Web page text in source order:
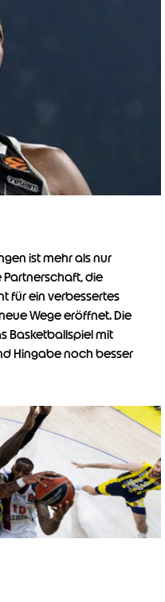
ist mehr als nur
Partnerschaft, die
für ein verbessertes
Wege eröffnet. Die
Basketballspiel mit
Hingabe noch besser